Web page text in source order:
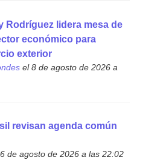
Rodríguez lidera mesa de
económico para
exterior
el 8 de agosto de 2026 a
revisan agenda común
de agosto de 2026 a las 22:02